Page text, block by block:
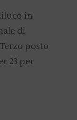
in
di
posto
23 per